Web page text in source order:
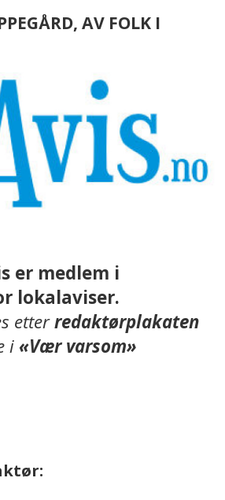
AV FOLK I
er medlem i
lokalaviser.
etterredaktørplakaten
i«Vær varsom»